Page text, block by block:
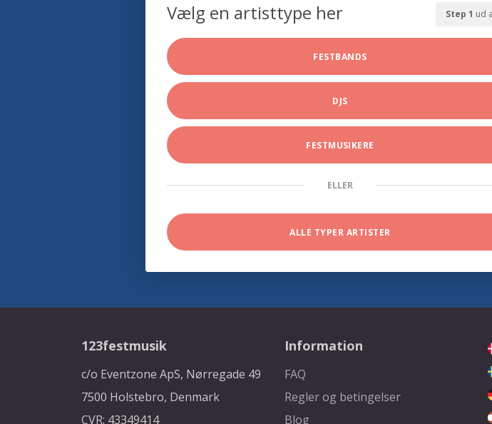
Step 1 ud
Vælg en artisttype her
FESTBANDS
DJS
FESTMUSIKERE
ELLER
ALLE TYPER ARTISTER
123festmusik
c/o Eventzone ApS, Nørregade 49
7500 Holstebro, Denmark
CVR: 43349414
Information
FAQ
Regler og betingelser
Blog